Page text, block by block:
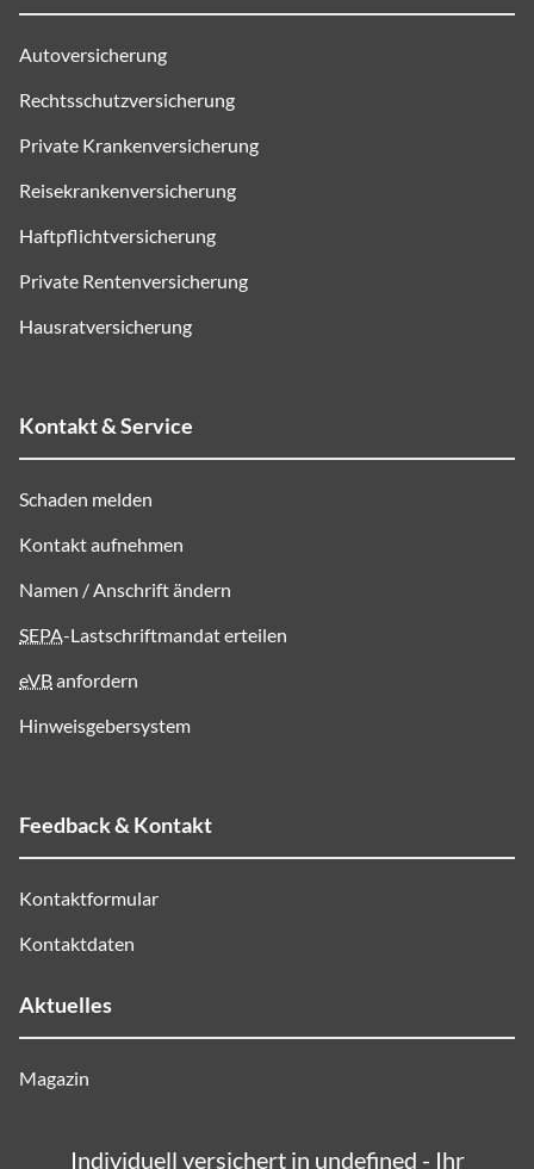
Autoversicherung
Rechtsschutzversicherung
Private Krankenversicherung
Reisekrankenversicherung
Haftpflichtversicherung
Private Rentenversicherung
Hausratversicherung
Kontakt & Service
Schaden melden
Kontakt aufnehmen
Namen / Anschrift ändern
SEPA-Lastschriftmandat erteilen
eVBanfordern
Hinweisgebersystem
Feedback & Kontakt
Kontaktformular
Kontaktdaten
Aktuelles
Magazin
Individuell versichert in undefined - Ihr